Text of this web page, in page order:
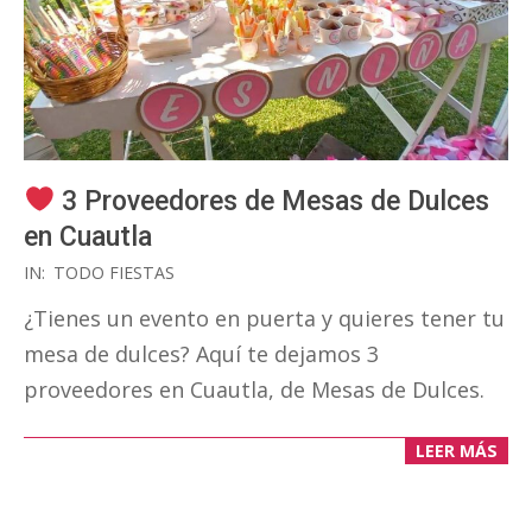
3 Proveedores de Mesas de Dulces
en Cuautla
2020-
03-
20
IN: TODO FIESTAS
¿Tienes un evento en puerta y quieres tener tu
mesa de dulces? Aquí te dejamos 3
proveedores en Cuautla, de Mesas de Dulces.
LEER MÁS